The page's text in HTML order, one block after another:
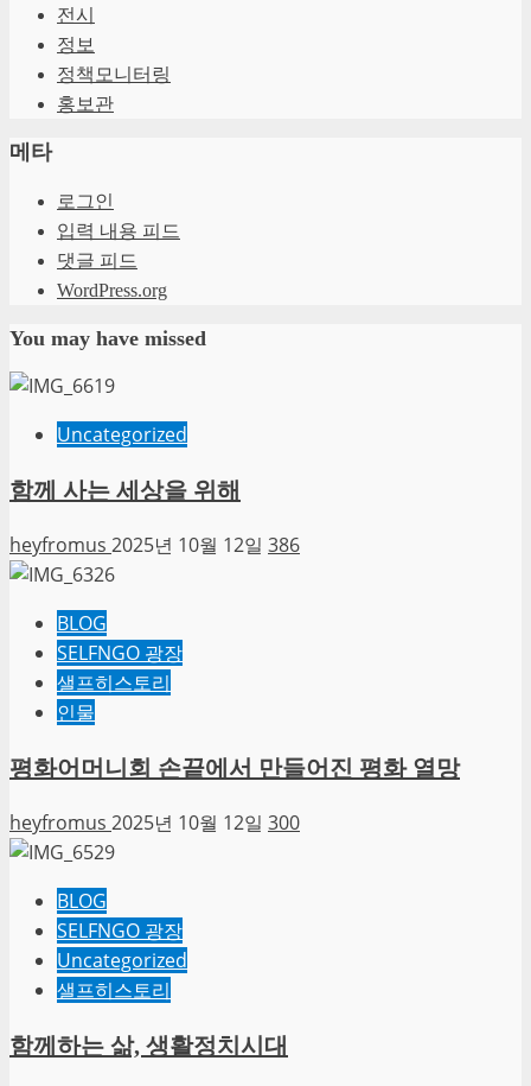
전시
정보
정책모니터링
홍보관
메타
로그인
입력 내용 피드
댓글 피드
WordPress.org
You may have missed
Uncategorized
함께 사는 세상을 위해
heyfromus 2025년 10월 12일 386
BLOG
SELFNGO 광장
샐프히스토리
인물
평화어머니회 손끝에서 만들어진 평화 열망
heyfromus 2025년 10월 12일 300
BLOG
SELFNGO 광장
Uncategorized
샐프히스토리
함께하는 삶, 생활정치시대